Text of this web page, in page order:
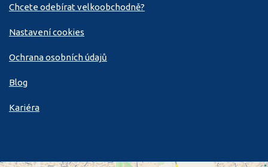
Chcete odebírat velkoobchodně?
Nastavení cookies
Ochrana osobních údajů
Blog
Kariéra